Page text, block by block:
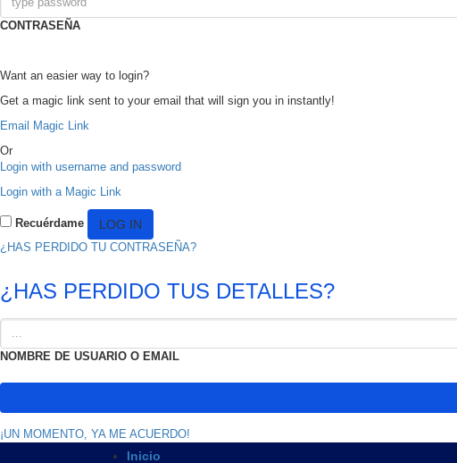
CONTRASEÑA
Want an easier way to login?
Get a magic link sent to your email that will sign you in instantly!
Email Magic Link
Or
Login with username and password
Login with a Magic Link
Recuérdame
¿HAS PERDIDO TU CONTRASEÑA?
¿HAS PERDIDO TUS DETALLES?
NOMBRE DE USUARIO O EMAIL
¡UN MOMENTO, YA ME ACUERDO!
Inicio